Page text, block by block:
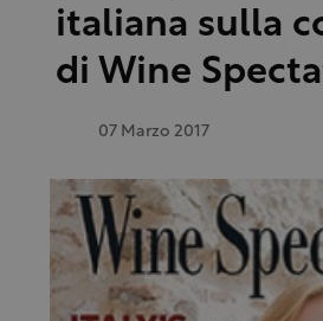
italiana sulla
di Wine
07 Marzo 2017